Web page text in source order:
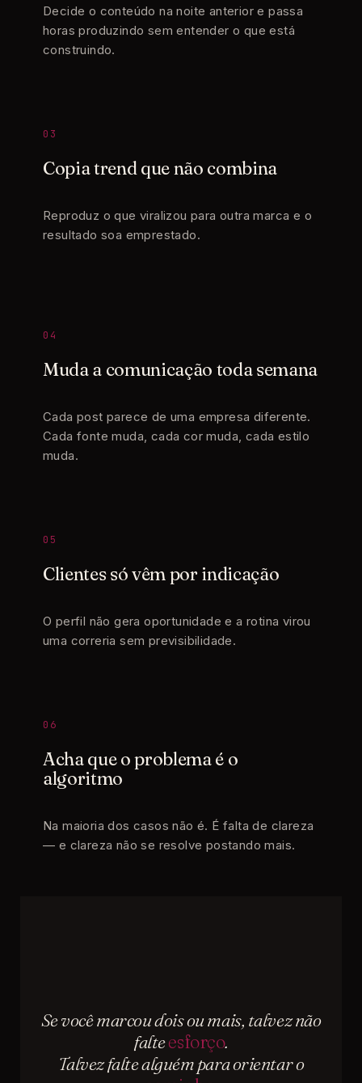
Decide o conteúdo na noite anterior e passa
horas produzindo sem entender o que está
construindo.
03
Copia trend que não combina
Reproduz o que viralizou para outra marca e o
resultado soa emprestado.
04
Muda a comunicação toda semana
Cada post parece de uma empresa diferente.
Cada fonte muda, cada cor muda, cada estilo
muda.
05
Clientes só vêm por indicação
O perfil não gera oportunidade e a rotina virou
uma correria sem previsibilidade.
06
Acha que o problema é o
algoritmo
Na maioria dos casos não é. É falta de clareza
— e clareza não se resolve postando mais.
Se você marcou dois ou mais, talvez não
falteesforço.
Talvez falte alguém para orientar o